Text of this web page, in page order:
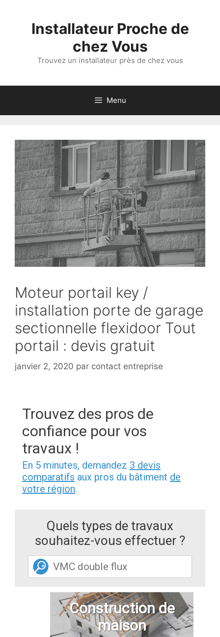
Installateur Proche de
chez Vous
Trouvez un installateur près de chez vous
Menu
Moteur portail key /
installation porte de garage
sectionnelle flexidoor Tout
portail : devis gratuit
janvier 2, 2020 par contact entreprise
Trouvez des pros de
confiance pour vos
travaux !
En 5 minutes, demandez 3 devis
comparatifs aux pros du bâtiment de
votre région.
Quels types de travaux
souhaitez-vous effectuer ?
Construction de
maison